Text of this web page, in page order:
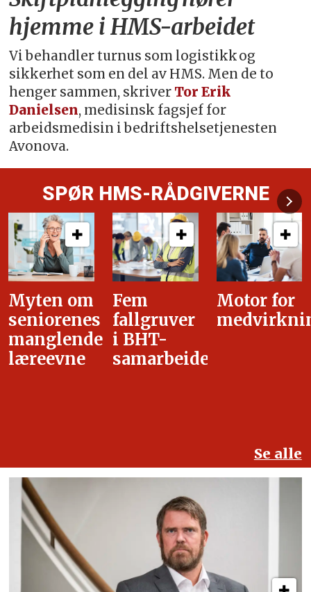
hjemme i HMS-arbeidet
Vi behandler turnus som logistikk og
sikkerhet som en del av HMS. Men de to
henger sammen, skriver Tor Erik
Danielsen, medisinsk fagsjef for
arbeidsmedisin i bedriftshelsetjenesten
Avonova.
SPØR HMS-RÅDGIVERNE
Fem
fallgruver
i BHT-
samarbeidet
Motor for
medvirkning
i
Se alle